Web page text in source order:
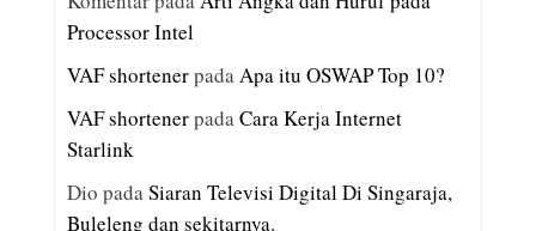
Processor Intel
VAF shortenerpadaApa itu OSWAP Top 10?
VAF shortenerpadaCara Kerja Internet
Starlink
Dio padaSiaran Televisi Digital Di Singaraja,
Buleleng dan sekitarnya.